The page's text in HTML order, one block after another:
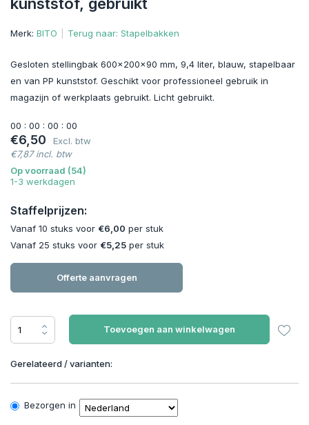
Merk: BITO Terug naar: Stapelbakken
Gesloten stellingbak 600x200x90 mm, 9,4 liter, blauw, stapelbaar
en van PP kunststof. Geschikt voor professioneel gebruik in
magazijn of werkplaats gebruikt. Licht gebruikt.
00 : 00 : 00 : 00
€6,50
Excl. btw
€7,87 incl. btw
Op voorraad (54)
1-3 werkdagen
Staffelprijzen:
Vanaf 10 stuks voor €6,00 per stuk
Vanaf 25 stuks voor €5,25 per stuk
Offerte aanvragen
Toevoegen aan winkelwagen
Gerelateerd / varianten:
Bezorgen in